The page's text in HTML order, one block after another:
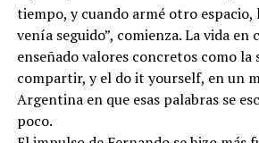
tiempo, y cuando armé otro espacio,
venía seguido”, comienza. La vida en
enseñado valores concretos como la
compartir, y el do it yourself, en un
Argentina en que esas palabras se
poco.